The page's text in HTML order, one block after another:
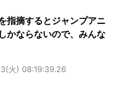
指摘するとジャンプアニ
かならないので、みんな
火) 08:19:39.26